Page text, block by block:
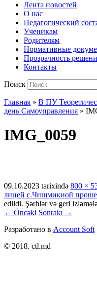
Лента новостей
О нас
Педагогический
Ученикам
Родителям
Нормативные
Прозрачность
Контакты
Поиск
Главная » В ПУ
день Самоуправления »
IMG_0059
09.10.2023 tarixində 800 ×
лицей с.Чишмикиой
edildi. Şərhlər və geri
← Öncəki Sonrakı →
Разработано в Account Soft
© 2018. ctl.md